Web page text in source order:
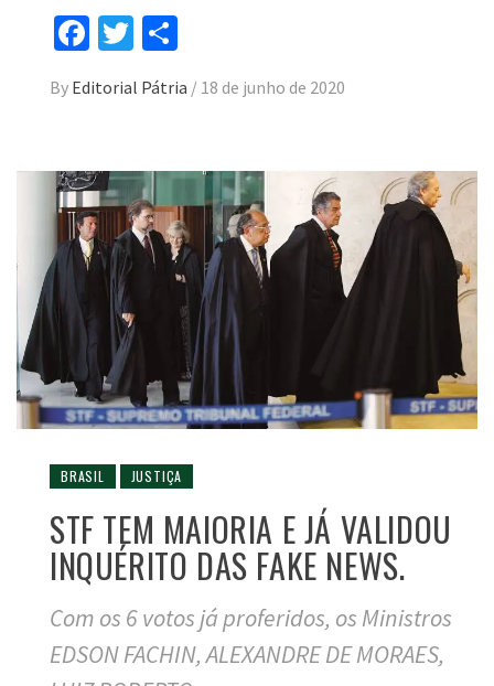
Facebook
Twitter
By Editorial Pátria / 18 de junho de 2020
BRASIL JUSTIÇA
STF TEM MAIORIA E JÁ VALIDOU
INQUÉRITO DAS FAKE NEWS.
Com os 6 votos já proferidos, os Ministros
EDSON FACHIN, ALEXANDRE DE MORAES,